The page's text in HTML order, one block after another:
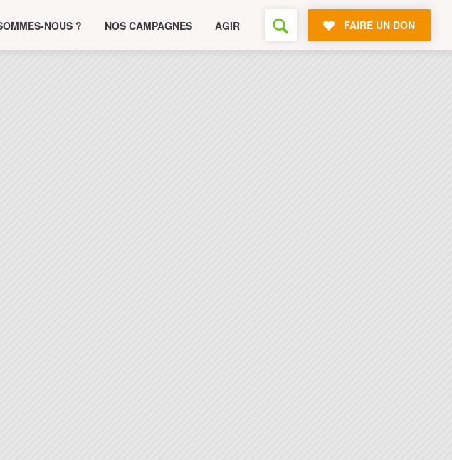
NOUS ? NOS CAMPAGNES AGIR FAIRE UN DON